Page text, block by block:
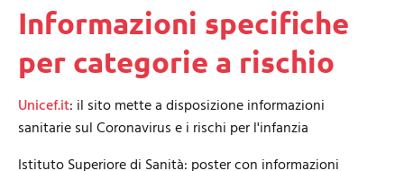
Informazioni specifiche
per categorie a rischio
Unicef.it: il sito mette a disposizione informazioni
sanitarie sul Coronavirus e i rischi per l'infanzia
Istituto Superiore di Sanità: poster con informazioni